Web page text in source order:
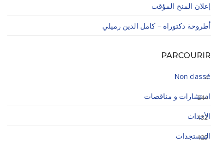
إعلان المنح المؤقت
أطروحة دكتوراه – كامل الدين رميلي
PARCOURIR
Non classé
4
استشارات و مناقصات
244
الأحداث
132
المستجدات
125